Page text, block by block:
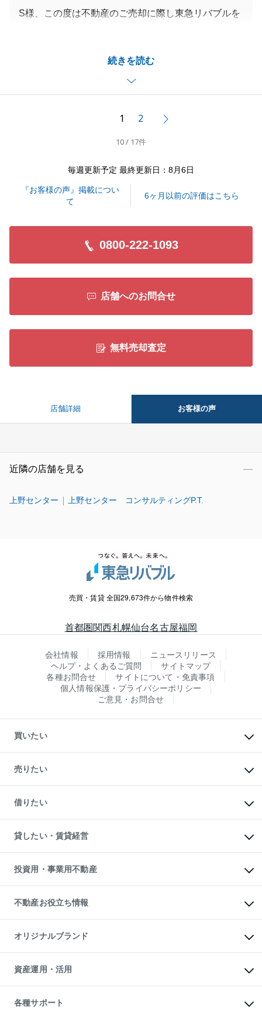
続きを読む
S様、この度は不動産のご売却に際し東急リバブルを
たが、無事お引渡しを迎える事ができました事、私も
今後も不動産の事で何かお役に立てる事がございまし
1 2
10 / 17件
毎週更新予定 最終更新日：8月6日
『お客様の声』掲載につい
て
6ヶ月以前の評価はこちら
0800-222-1093
店舗へのお問合せ
無料売却査定
店舗詳細 お客様の声
近隣の店舗を見る
上野センター 上野センター コンサルティングP.T.
売買・賃貸 全国29,673件から物件検索
首都圏関西札幌仙台名古屋福岡
会社情報 採用情報
ニュースリリース
ヘルプ・よくあるご質問
サイトマップ
各種お問合せ
サイトについて・免責事項
個人情報保護・プライバシーポリシー
ご意見・お問合せ
買いたい
新築・分譲マンションの購入
中古マンションの購入
一戸建ての購入
中古一戸建ての購入
不動産購入の流れ
注目キーワード物件特集
購入ガイド
English 繁体中文簡体中文
売りたい
一戸建ての売却・査定
土地の売却・査定
スピードAI査定
不動産査定について
不動産売却の流れ
不動産買換えの流れ
売却ガイド
借りたい
オフィス・店舗の賃貸
借りるときの流れ
借りるガイド
貸したい・賃貸経営
マンション賃料データ
賃貸管理プラン
リロケーションについて
貸すガイド
投資用・事業用不動産
事業用不動産
マンション投資
投資用マンション
アパート経営
収益物件
ビル購入（ビル一棟）
投資用不動産の売却査定
事業用不動産の売却査定
不動産お役立ち情報
マンションライブラリー
人気マンションランキング
暮らしに役立つ不動産メディア
不動産相場・不動産価格情報
不動産コラム・ニュース
不動産用語集
不動産なんでもネット相談室
オリジナルブランド
一棟リノベーションマンション
L`GENTE（ルジェンテ）
区分リノベーションマンション
投資用一棟レジデンスWELL
資産運用・活用
不動産M&A
アセットマネジメント・出資
各種サポート